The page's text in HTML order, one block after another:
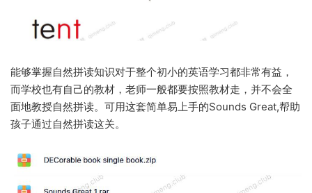
能够掌握自然拼读知识对于整个初小的英语学习都非常有益，
而学校也有自己的教材，老师一般都要按照教材走，并不会全
面地教授自然拼读。可用这套简单易上手的Sounds Great,帮助
孩子通过自然拼读这关。